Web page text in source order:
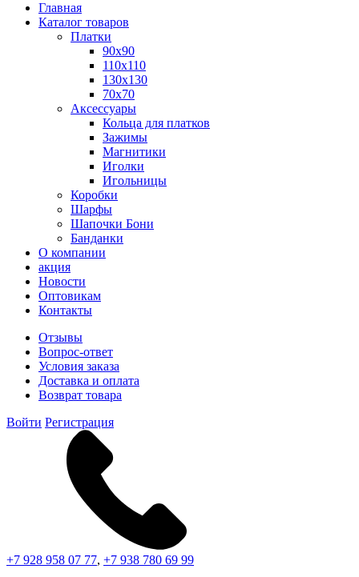
Главная
Каталог товаров
Платки
90x90
110x110
130x130
70х70
Аксессуары
Кольца для платков
Зажимы
Магнитики
Иголки
Игольницы
Коробки
Шарфы
Шапочки Бони
Банданки
О компании
акция
Новости
Оптовикам
Контакты
Отзывы
Вопрос-ответ
Условия заказа
Доставка и оплата
Возврат товара
Войти Регистрация
+7 928 958 07 77, +7 938 780 69 99